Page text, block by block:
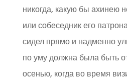
никогда, какую бы ахинею
или собеседник его
сидел прямо и надменно
по уму должна была быть
осенью, когда во время